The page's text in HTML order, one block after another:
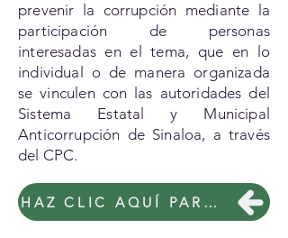
prevenir la corrupción mediante la
participación de personas
interesadas en el tema, que en lo
individual o de manera organizada
se vinculen con las autoridades del
Sistema Estatal y Municipal
Anticorrupción de Sinaloa, a través
del CPC.
HAZ CLIC AQUÍ PARA MÁS INFORMACIÓN